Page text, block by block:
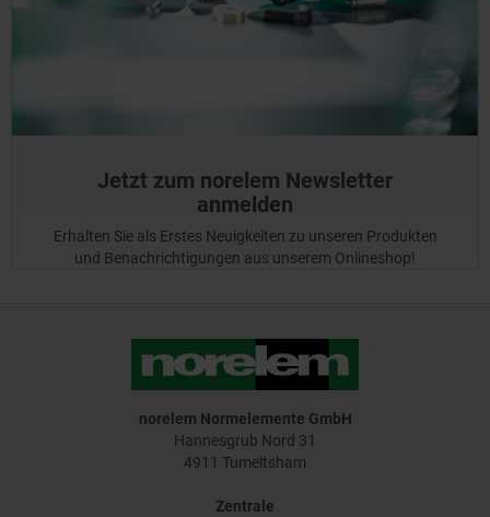
Jetzt zum norelem Newsletter
anmelden
Erhalten Sie als Erstes Neuigkeiten zu unseren Produkten
und Benachrichtigungen aus unserem Onlineshop!
norelem Normelemente GmbH
Hannesgrub Nord 31
4911 Tumeltsham
Zentrale